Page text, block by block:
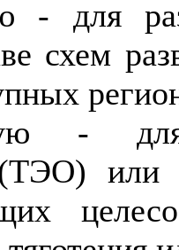
- для
ве схем
- для
ТЭО) или
х